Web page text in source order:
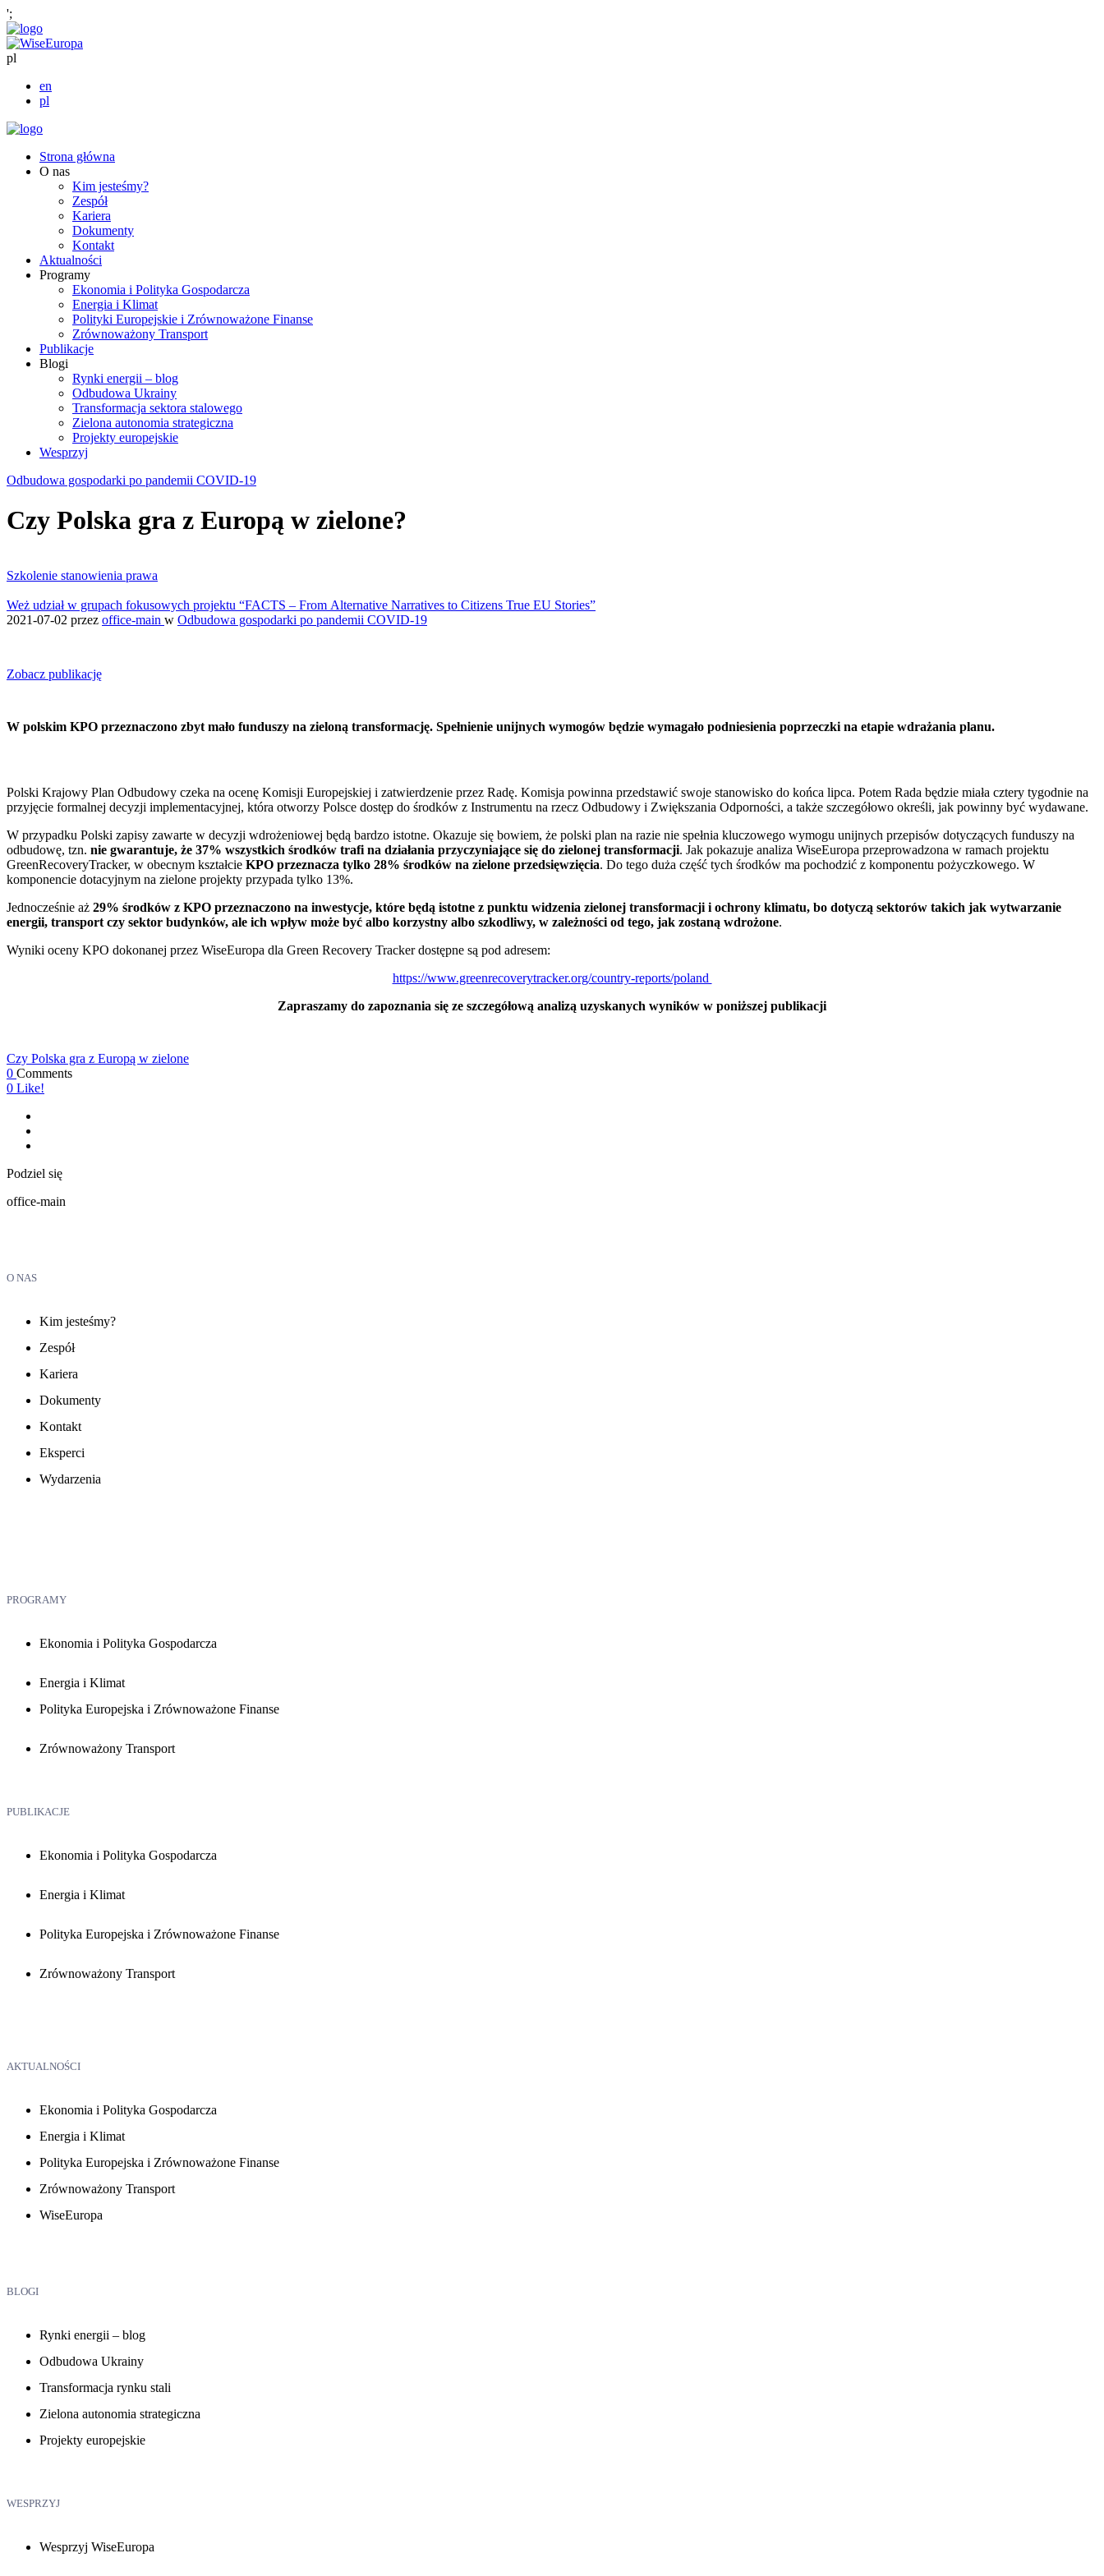
';
pl
en
pl
Strona główna
O nas
Kim jesteśmy?
Zespół
Kariera
Dokumenty
Kontakt
Aktualności
Programy
Ekonomia i Polityka Gospodarcza
Energia i Klimat
Polityki Europejskie i Zrównoważone Finanse
Zrównoważony Transport
Publikacje
Blogi
Rynki energii – blog
Odbudowa Ukrainy
Transformacja sektora stalowego
Zielona autonomia strategiczna
Projekty europejskie
Wesprzyj
Odbudowa gospodarki po pandemii COVID-19
Czy Polska gra z Europą w zielone?
Szkolenie stanowienia prawa
Weż udział w grupach fokusowych projektu “FACTS – From Alternative Narratives to Citizens True EU Stories”
2021-07-02 przez office-main w Odbudowa gospodarki po pandemii COVID-19
Zobacz publikację
W polskim KPO przeznaczono zbyt mało funduszy na zieloną transformację. Spełnienie unijnych wymogów będzie wymagało podniesienia poprzeczki na etapie wdrażania planu.
Polski Krajowy Plan Odbudowy czeka na ocenę Komisji Europejskiej i zatwierdzenie przez Radę. Komisja powinna przedstawić swoje stanowisko do końca lipca. Potem Rada będzie miała cztery tygodnie na
przyjęcie formalnej decyzji implementacyjnej, która otworzy Polsce dostęp do środków z Instrumentu na rzecz Odbudowy i Zwiększania Odporności, a także szczegółowo określi, jak powinny być wydawane.
W przypadku Polski zapisy zawarte w decyzji wdrożeniowej będą bardzo istotne. Okazuje się bowiem, że polski plan na razie nie spełnia kluczowego wymogu unijnych przepisów dotyczących funduszy na
odbudowę, tzn. nie gwarantuje, że 37% wszystkich środków trafi na działania przyczyniające się do zielonej transformacji. Jak pokazuje analiza WiseEuropa przeprowadzona w ramach projektu
GreenRecoveryTracker, w obecnym kształcie KPO przeznacza tylko 28% środków na zielone przedsięwzięcia. Do tego duża część tych środków ma pochodzić z komponentu pożyczkowego. W
komponencie dotacyjnym na zielone projekty przypada tylko 13%.
Jednocześnie aż 29% środków z KPO przeznaczono na inwestycje, które będą istotne z punktu widzenia zielonej transformacji i ochrony klimatu, bo dotyczą sektorów takich jak wytwarzanie
energii, transport czy sektor budynków, ale ich wpływ może być albo korzystny albo szkodliwy, w zależności od tego, jak zostaną wdrożone.
Wyniki oceny KPO dokonanej przez WiseEuropa dla Green Recovery Tracker dostępne są pod adresem:
https://www.greenrecoverytracker.org/country-reports/poland
Zapraszamy do zapoznania się ze szczegółową analizą uzyskanych wyników w poniższej publikacji
Czy Polska gra z Europą w zielone
0 Comments
0 Like!
Podziel się
office-main
O NAS
Kim jesteśmy?
Zespół
Kariera
Dokumenty
Kontakt
Eksperci
Wydarzenia
PROGRAMY
Ekonomia i Polityka Gospodarcza
Energia i Klimat
Polityka Europejska i Zrównoważone Finanse
Zrównoważony Transport
PUBLIKACJE
Ekonomia i Polityka Gospodarcza
Energia i Klimat
Polityka Europejska i Zrównoważone Finanse
Zrównoważony Transport
AKTUALNOŚCI
Ekonomia i Polityka Gospodarcza
Energia i Klimat
Polityka Europejska i Zrównoważone Finanse
Zrównoważony Transport
WiseEuropa
BLOGI
Rynki energii – blog
Odbudowa Ukrainy
Transformacja rynku stali
Zielona autonomia strategiczna
Projekty europejskie
WESPRZYJ
Wesprzyj WiseEuropa